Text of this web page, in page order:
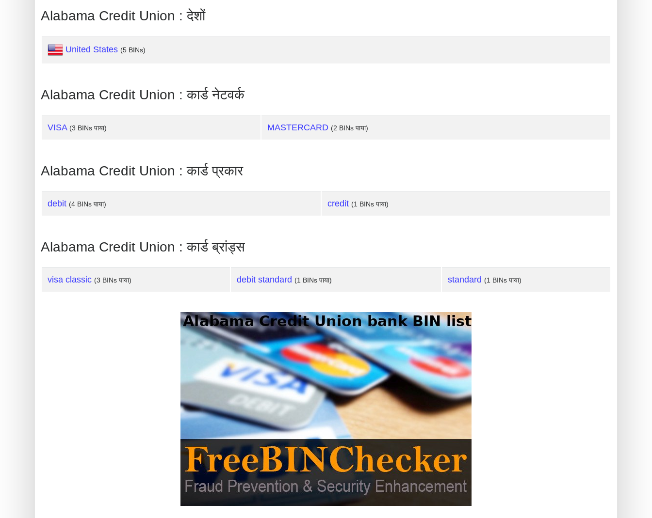
What
is
My
IP
IP
Lookup
IP
/
Alabama Credit Union : देशों
United States (5 BINs)
Alabama Credit Union : कार्ड नेटवर्क
VISA (3 BINs पाया) MASTERCARD (2 BINs पाया)
Alabama Credit Union : कार्ड प्रकार
debit (4 BINs पाया) credit (1 BINs पाया)
Alabama Credit Union : कार्ड ब्रांड्स
visa classic (3 BINs पाया) debit standard (1 BINs पाया) standard (1 BINs पाया)